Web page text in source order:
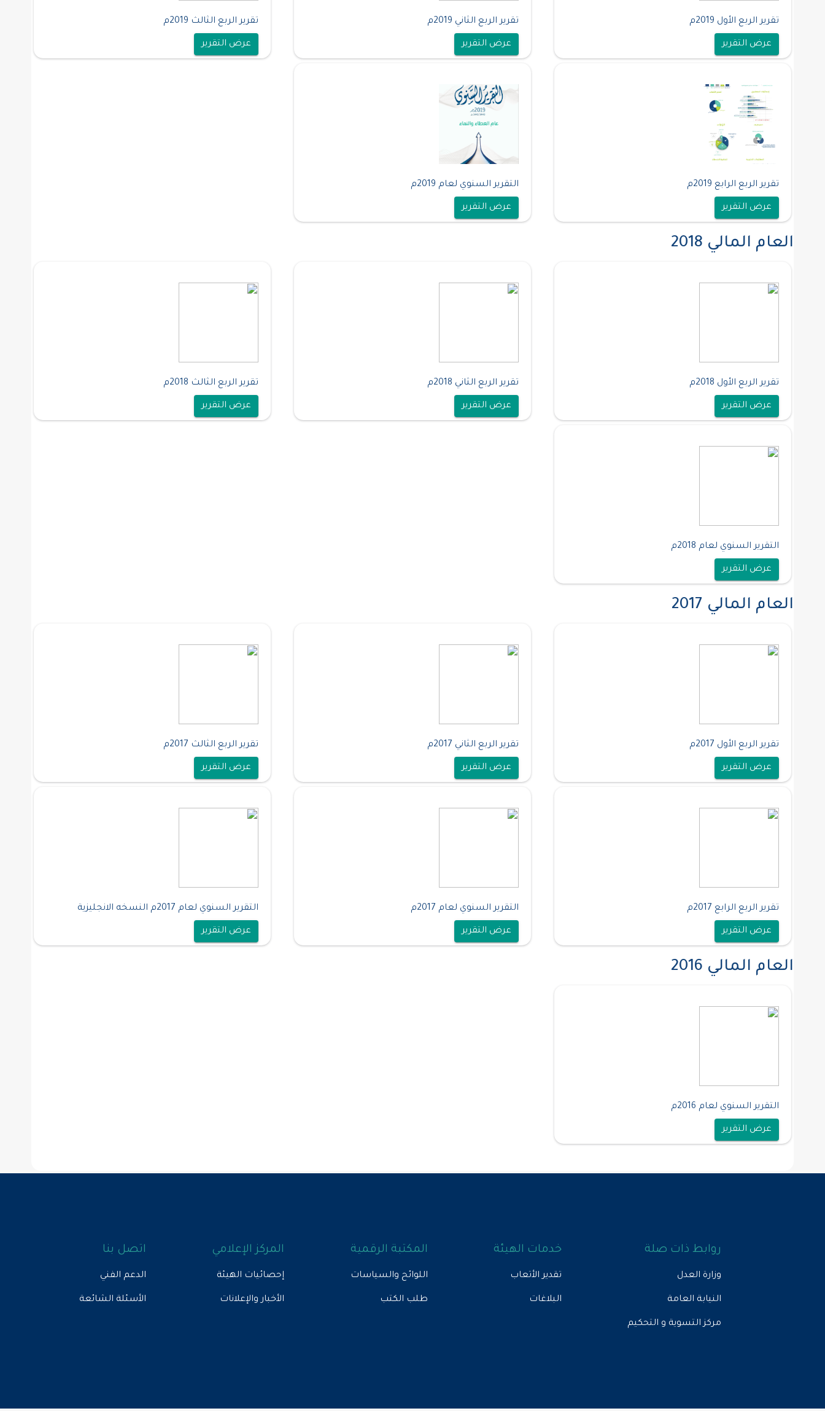
تقرير الربع الأول 2019م
عرض التقرير
تقرير الربع الثاني 2019م
عرض التقرير
تقرير الربع الثالث 2019م
عرض التقرير
تقرير الربع الرابع 2019م
عرض التقرير
التقرير السنوي لعام 2019م
عرض التقرير
العام المالي 2018
تقرير الربع الأول 2018م
عرض التقرير
تقرير الربع الثاني 2018م
عرض التقرير
تقرير الربع الثالث 2018م
عرض التقرير
التقرير السنوي لعام 2018م
عرض التقرير
العام المالي 2017
تقرير الربع الأول 2017م
عرض التقرير
تقرير الربع الثاني 2017م
عرض التقرير
تقرير الربع الثالث 2017م
عرض التقرير
تقرير الربع الرابع 2017م
عرض التقرير
التقرير السنوي لعام 2017م
عرض التقرير
التقرير السنوي لعام 2017م النسخه الانجليزية
عرض التقرير
العام المالي 2016
التقرير السنوي لعام 2016م
عرض التقرير
روابط ذات صلة
وزارة العدل
النيابة العامة
مركز التسوية و التحكيم
خدمات الهيئة
تقدير الأتعاب
البلاغات
المكتبة الرقمية
اللوائح والسياسات
طلب الكتب
المركز الإعلامي
إحصائيات الهيئة
الأخبار والإعلانات
اتصل بنا
الدعم الفني
الأسئلة الشائعة